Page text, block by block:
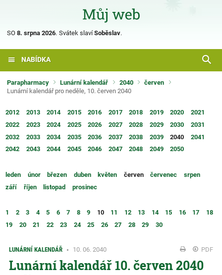
SO 8. srpna 2026. Svátek slavíSoběslav.
NABÍDKA
Parapharmacy Lunární kalendář 2040
červen
Lunární kalendář pro neděle, 10. červen 2040
2012 2013 2014 2015 2016 2017 2018 2019 2020
2021
2022
2023 2024 2025 2026 2027 2028 2029 2030
2031
2032
2033 2034 2035 2036 2037 2038 2039 2040
2041
2042
2043 2044 2045 2046 2047 2048 2049 2050
leden únor březen duben květen červen červenec
srpen
září
říjen listopad prosinec
1 2 3 4 5 6 7 8 9 10 11 12 13 14 15 16 17
18
19
20 21 22 23 24 25 26 27 28 29 30
LUNÁRNÍ KALENDÁŘ 10. 06. 2040 PDF
Lunární kalendář 10. červen 2040